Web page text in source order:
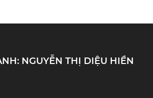
NGUYỄN THỊ DIỆU HIỀN